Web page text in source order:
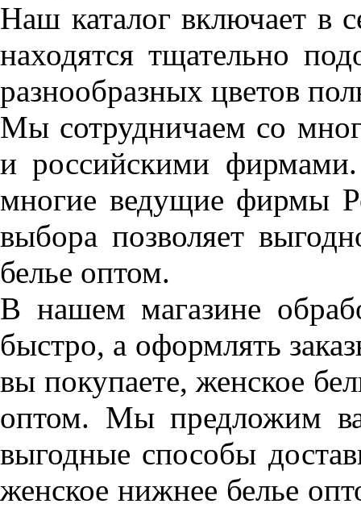
Наш каталог включает в
находятся тщательно
разнообразных цветов
Мы сотрудничаем со
и российскими фирмами.
многие ведущие фирмы
выбора позволяет
белье оптом.
В нашем магазине
быстро, а оформлять
вы покупаете, женское
оптом. Мы предложим
выгодные способы
женское нижнее белье